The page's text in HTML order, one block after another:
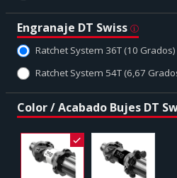
Engranaje DT Swiss
Ratchet System 36T (10 Grados)
Ratchet System 54T (6,67
Color / Acabado Bujes DT